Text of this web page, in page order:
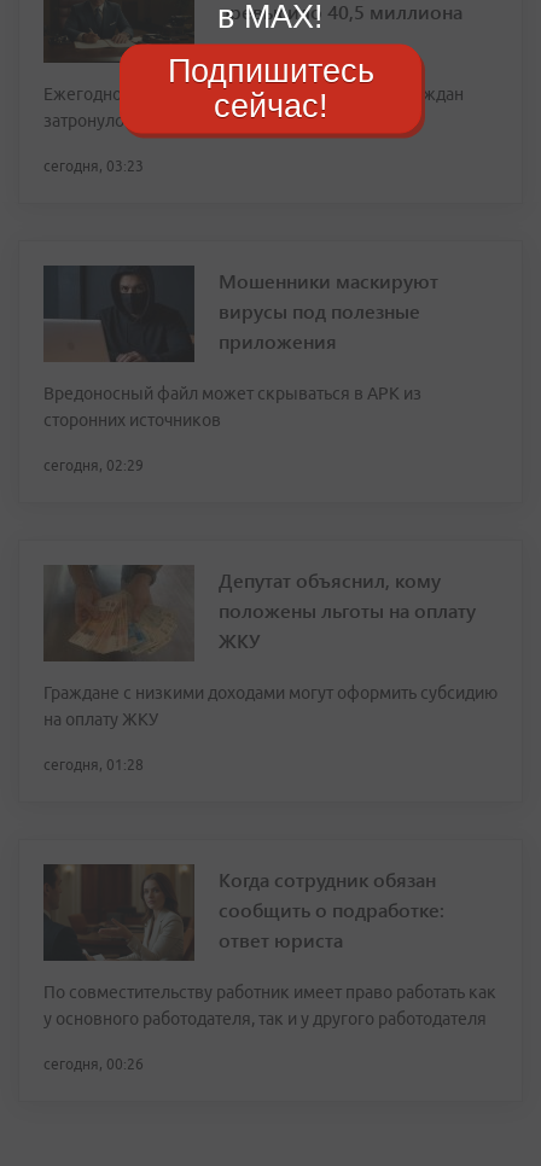
превысило 40,5 миллиона
Ежегодное повышение пенсий работающих граждан
затронуло 9,3 миллиона пенсионеров
сегодня, 03:23
Мошенники маскируют
вирусы под полезные
приложения
Вредоносный файл может скрываться в APK из
сторонних источников
сегодня, 02:29
Депутат объяснил, кому
положены льготы на оплату
ЖКУ
Граждане с низкими доходами могут оформить субсидию
на оплату ЖКУ
сегодня, 01:28
Когда сотрудник обязан
сообщить о подработке:
ответ юриста
По совместительству работник имеет право работать как
у основного работодателя, так и у другого работодателя
сегодня, 00:26
в MAX!
Подпишитесь
сейчас!